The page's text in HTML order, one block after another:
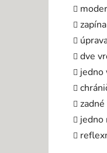
dve
jedno
jedno